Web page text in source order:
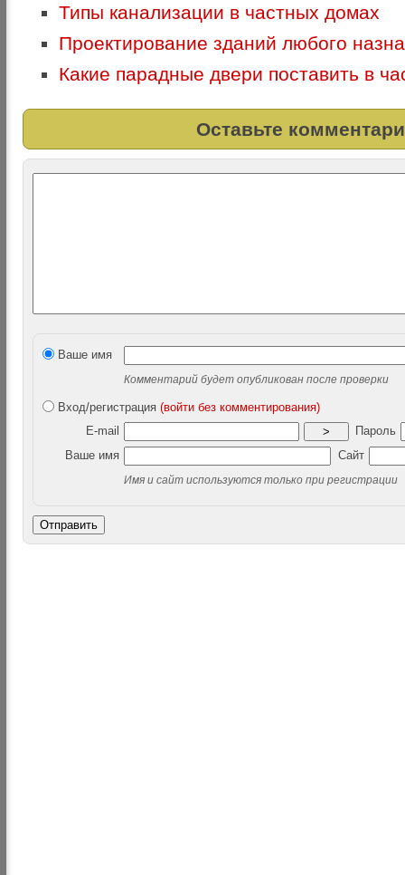
Типы канализации в частных домах
Проектирование зданий любого
Какие парадные двери поставить в
Оставьте
Ваше имя
Комментарий будет опубликован после проверки
Вход/регистрация (войти без комментирования)
E-mail
>
Пароль
Ваше имя
Сайт
Имя и сайт используются только при регистрации
Отправить